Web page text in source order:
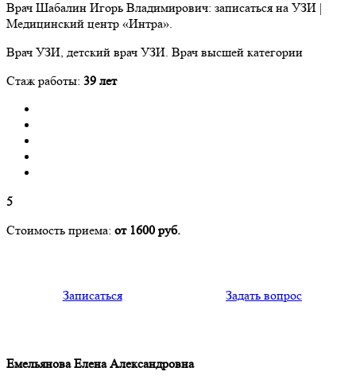
Врач Шабалин Игорь Владимирович: записаться на УЗИ |
Медицинский центр «Интра».
Врач УЗИ, детский врач УЗИ. Врач высшей категории
Стаж работы: 39 лет
5
Стоимость приема: от 1600 руб.
Записаться Задать вопрос
Емельянова Елена Александровна